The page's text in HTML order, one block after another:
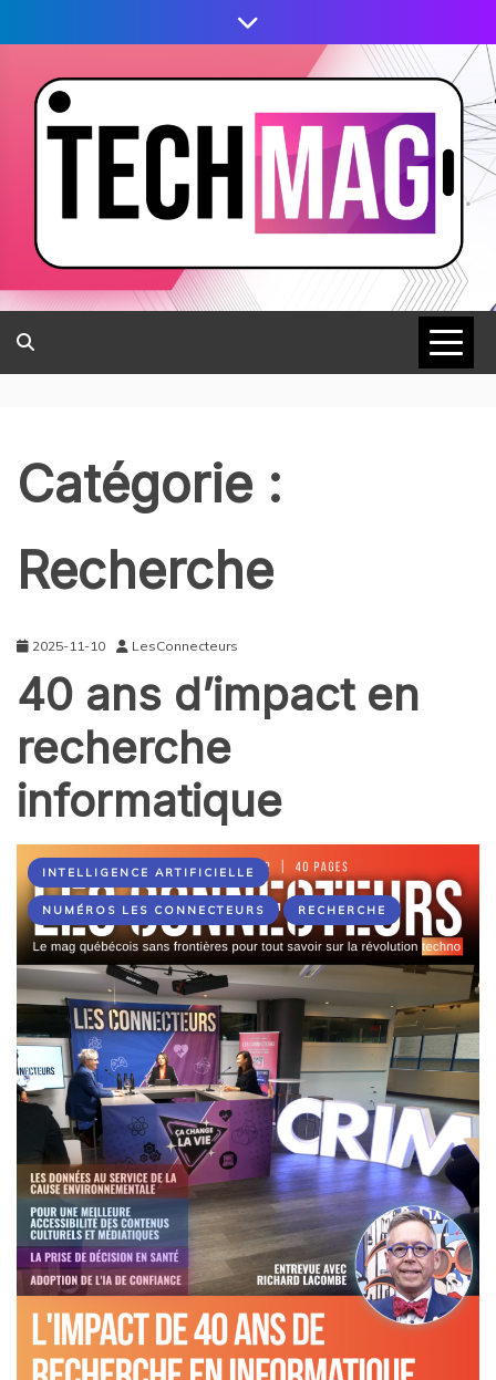
Catégorie :
Recherche
2025-11-10 LesConnecteurs
40 ans d’impact en
recherche
informatique
INTELLIGENCE ARTIFICIELLE
NUMÉROS LES CONNECTEURS RECHERCHE